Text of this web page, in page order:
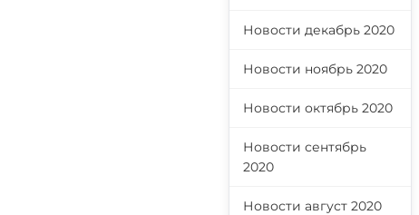
Новости декабрь 2020
Новости ноябрь 2020
Новости октябрь 2020
Новости сентябрь
2020
Новости август 2020